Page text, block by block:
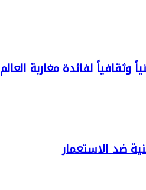
وثقافياً لفائدة مغاربة العالم